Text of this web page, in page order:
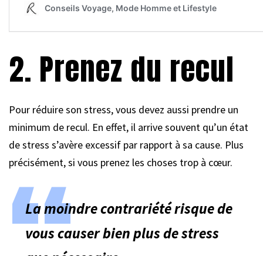
2. Prenez du recul
Pour réduire son stress, vous devez aussi prendre un
minimum de recul. En effet, il arrive souvent qu’un état
de stress s’avère excessif par rapport à sa cause. Plus
précisément, si vous prenez les choses trop à cœur.
La moindre contrariété risque de
vous causer bien plus de stress